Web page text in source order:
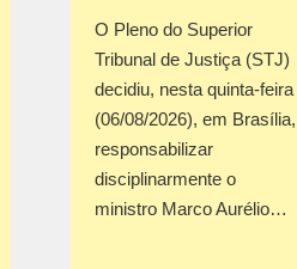
O Pleno do Superior
Tribunal de Justiça (STJ)
decidiu, nesta quinta-feira
(06/08/2026), em Brasília,
responsabilizar
disciplinarmente o
ministro Marco Aurélio…